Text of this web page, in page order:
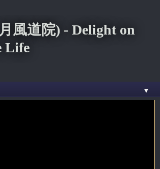
風道院) - Delight on
Life
▼
달린 글